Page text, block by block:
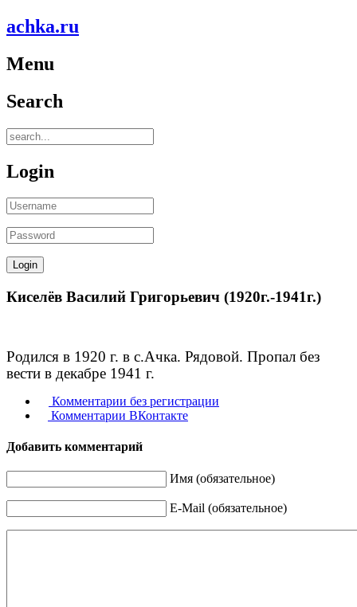
achka.ru
Menu
Search
Login
Киселёв Василий Григорьевич (1920г.-1941г.)
Родился в 1920 г. в с.Ачка. Рядовой. Пропал без
вести в декабре 1941 г.
Комментарии без регистрации
Комментарии ВКонтакте
Добавить комментарий
Имя (обязательное)
E-Mail (обязательное)